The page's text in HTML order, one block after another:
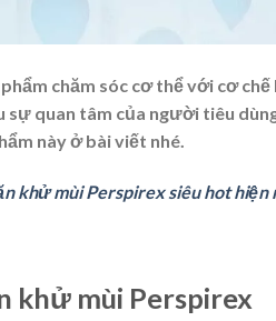
phẩm chăm sóc cơ thể với cơ
sự quan tâm của người tiêu
này ở bài viết nhé.
khử mùi Perspirex siêu hot hiện
khử mùi Perspirex